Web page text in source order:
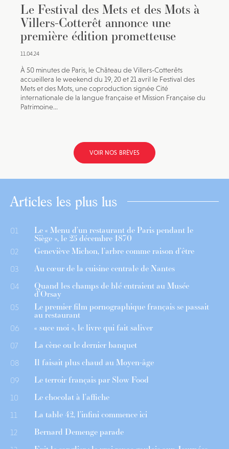
Le Festival des Mets et des Mots à
Villers-Cotterêt annonce une
première édition prometteuse
11.04.24
À 50 minutes de Paris, le Château de Villers-Cotterêts
accueillera le weekend du 19, 20 et 21 avril le Festival des
Mets et des Mots, une coproduction signée Cité
internationale de la langue française et Mission Française du
Patrimoine...
VOIR NOS BRÈVES
Articles les plus lus
01 Le « Menu d’un restaurant de Paris pendant le
Siège », le 25 décembre 1870
02 Geneviève Michon, l’arbre comme raison d’être
03 Au cœur de la cuisine centrale de Nantes
04 Quand les champs de blé entraient au Musée
d’Orsay
05 Le premier film pornographique français se passait
au restaurant
06 « suce moi », le livre qui fait saliver
07 La cène ou le dernier banquet
08 Il faisait plus chaud au Moyen-âge
09 Le terroir français par Slow Food
10 Le chocolat à l’affiche
11 La table 42, l’infini commence ici
12 Bernard Demenge parade